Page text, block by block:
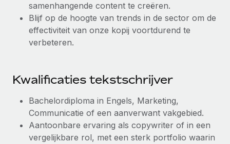
samenhangende content te creëren.
Blijf op de hoogte van trends in de sector om de
effectiviteit van onze kopij voortdurend te
verbeteren.
Kwalificaties tekstschrijver
Bachelordiploma in Engels, Marketing,
Communicatie of een aanverwant vakgebied.
Aantoonbare ervaring als copywriter of in een
vergelijkbare rol, met een sterk portfolio waarin